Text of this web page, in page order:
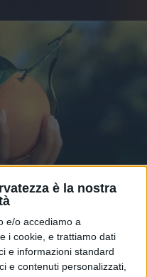
è la nostra
e/o accediamo a
i cookie, e trattiamo dati
e informazioni standard
e contenuti personalizzati,
a ospitare